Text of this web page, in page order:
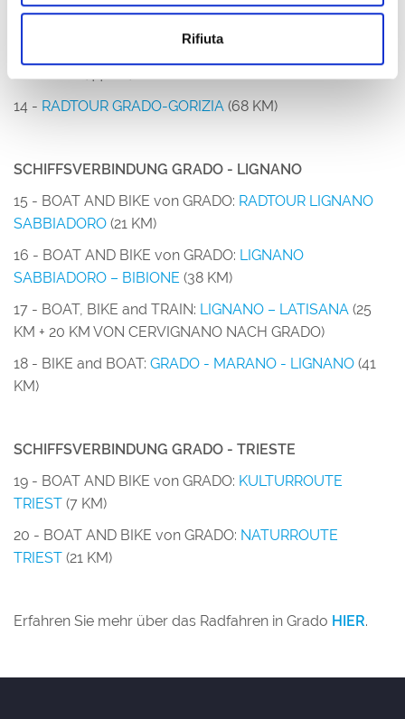
Rifiuta
KM)
D'ISONZO(44 KM)
14 - RADTOUR GRADO-GORIZIA (68 KM)
SCHIFFSVERBINDUNG GRADO - LIGNANO
15 - BOAT AND BIKE von GRADO: RADTOUR LIGNANO
SABBIADORO (21 KM)
16 - BOAT AND BIKE von GRADO: LIGNANO
SABBIADORO – BIBIONE (38 KM)
17 - BOAT, BIKE and TRAIN: LIGNANO – LATISANA (25
KM + 20 KM VON CERVIGNANO NACH GRADO)
18 - BIKE and BOAT: GRADO - MARANO - LIGNANO (41
KM)
SCHIFFSVERBINDUNG GRADO - TRIESTE
19 - BOAT AND BIKE von GRADO: KULTURROUTE
TRIEST (7 KM)
20 - BOAT AND BIKE von GRADO: NATURROUTE
TRIEST (21 KM)
Erfahren Sie mehr über das Radfahren in Grado HIER.